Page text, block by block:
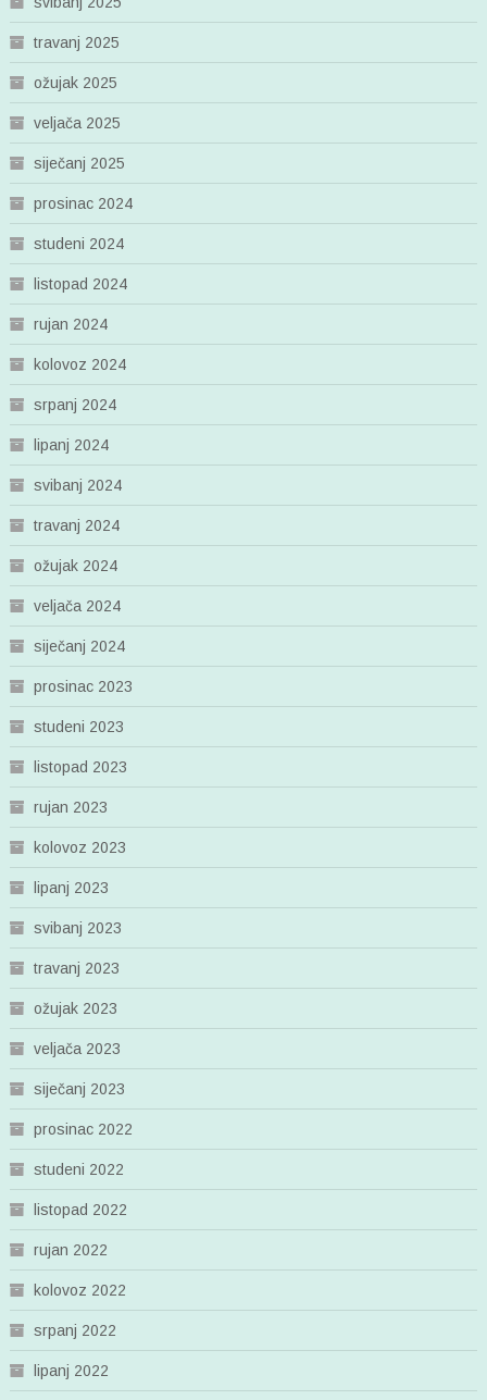
travanj 2025
ožujak 2025
veljača 2025
siječanj 2025
prosinac 2024
studeni 2024
listopad 2024
rujan 2024
kolovoz 2024
srpanj 2024
lipanj 2024
svibanj 2024
travanj 2024
ožujak 2024
veljača 2024
siječanj 2024
prosinac 2023
studeni 2023
listopad 2023
rujan 2023
kolovoz 2023
lipanj 2023
svibanj 2023
travanj 2023
ožujak 2023
veljača 2023
siječanj 2023
prosinac 2022
studeni 2022
listopad 2022
rujan 2022
kolovoz 2022
srpanj 2022
lipanj 2022